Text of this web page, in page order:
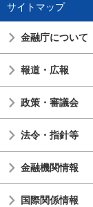
サイトマップ
金融庁について
報道・広報
政策・審議会
法令・指針等
金融機関情報
国際関係情報